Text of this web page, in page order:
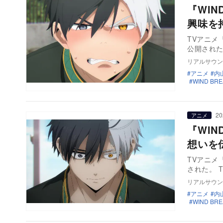
『
興味を
TVアニメ
公開され
リアルサウ
アニメ
内
WIND
アニメ
『
想い
TVアニメ
された。
リアルサウ
アニメ
内
WIND